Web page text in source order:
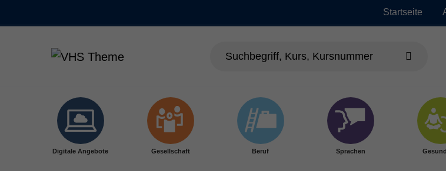
Startseite
Digitale Angebote Gesellschaft Beruf Sprachen